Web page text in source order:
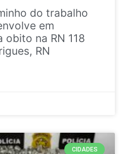
do trabalho
em
obito na RN 118
RN
CIDADES